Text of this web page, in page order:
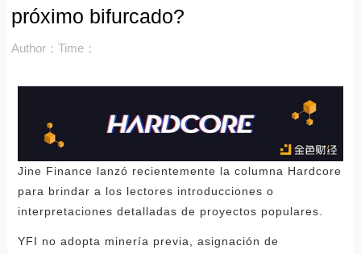
próximo bifurcado?
Author： Time：
Jine Finance lanzó recientemente la columna Hardcore
para brindar a los lectores introducciones o
interpretaciones detalladas de proyectos populares.
YFI no adopta minería previa, asignación de